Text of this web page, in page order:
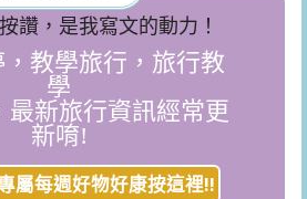
讚，是我寫文的動力！
教學旅行，旅行教
學
最新旅行資訊經常更
新唷!
屬每週好物好康按這裡!!